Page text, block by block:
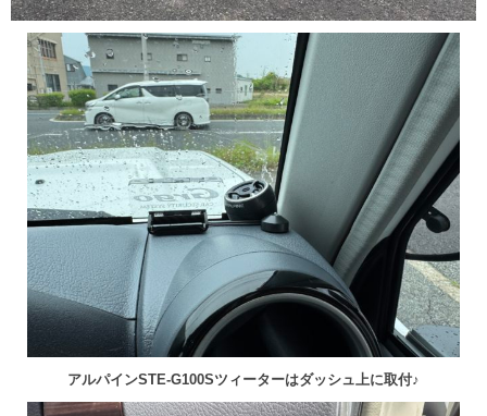
アルパインSTE-G100Sツィーターはダッシュ上に取付♪